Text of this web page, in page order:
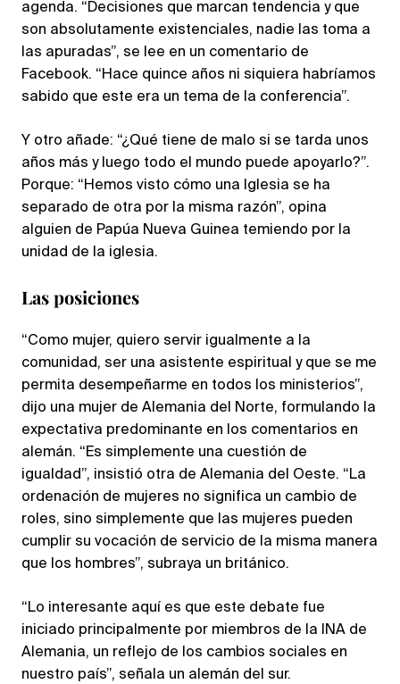
agenda. “Decisiones que marcan tendencia y que
son absolutamente existenciales, nadie las toma a
las apuradas”, se lee en un comentario de
Facebook. “Hace quince años ni siquiera habríamos
sabido que este era un tema de la conferencia”.
Y otro añade: “¿Qué tiene de malo si se tarda unos
años más y luego todo el mundo puede apoyarlo?”.
Porque: “Hemos visto cómo una Iglesia se ha
separado de otra por la misma razón”, opina
alguien de Papúa Nueva Guinea temiendo por la
unidad de la iglesia.
Las posiciones
“Como mujer, quiero servir igualmente a la
comunidad, ser una asistente espiritual y que se me
permita desempeñarme en todos los ministerios”,
dijo una mujer de Alemania del Norte, formulando la
expectativa predominante en los comentarios en
alemán. “Es simplemente una cuestión de
igualdad”, insistió otra de Alemania del Oeste. “La
ordenación de mujeres no significa un cambio de
roles, sino simplemente que las mujeres pueden
cumplir su vocación de servicio de la misma manera
que los hombres”, subraya un británico.
“Lo interesante aquí es que este debate fue
iniciado principalmente por miembros de la INA de
Alemania, un reflejo de los cambios sociales en
nuestro país”, señala un alemán del sur.